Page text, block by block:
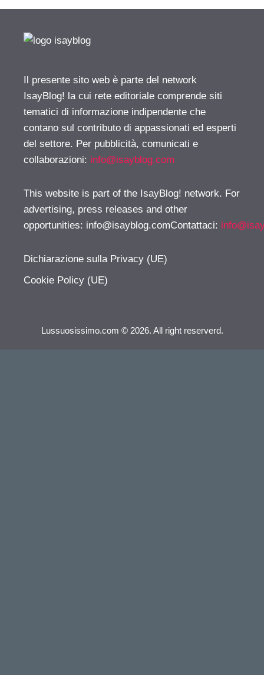
Il presente sito web è parte del network
IsayBlog! la cui rete editoriale comprende siti
tematici di informazione indipendente che
contano sul contributo di appassionati ed esperti
del settore. Per pubblicità, comunicati e
collaborazioni: info@isayblog.com
This website is part of the IsayBlog! network. For
advertising, press releases and other
opportunities: info@isayblog.comContattaci:
Dichiarazione sulla Privacy (UE)
Cookie Policy (UE)
Lussuosissimo.com © 2026. All right reserverd.